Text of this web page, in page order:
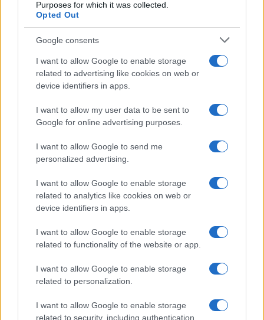
Purposes for which it was collected.
Opted Out
Google consents
I want to allow Google to enable storage
related to advertising like cookies on web or
device identifiers in apps.
I want to allow my user data to be sent to
Google for online advertising purposes.
I want to allow Google to send me
personalized advertising.
I want to allow Google to enable storage
related to analytics like cookies on web or
device identifiers in apps.
I want to allow Google to enable storage
related to functionality of the website or app.
I want to allow Google to enable storage
related to personalization.
I want to allow Google to enable storage
related to security, including authentication
Βούτηξε το τυρί σε γάλα και μετά το
έβαλε στο ψυγείο – Μόλις δείτε το
λόγο θα τρέξετε να το κάνετε
Αυτό είναι το πιο ακατάλληλο μέρος
τηγάνισμα
Πιέζει σε αλουμινόχαρτο κιμά και
ρίχνει μέσα μακαρόνια – Θα σας
τρέχουν τα σάλια